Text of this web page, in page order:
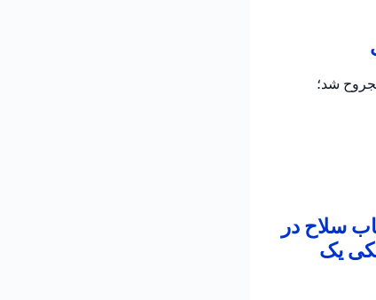
شد؛
سلاح در
یک